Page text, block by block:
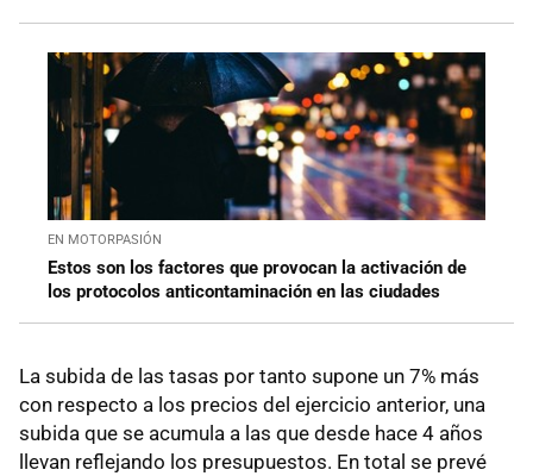
EN MOTORPASIÓN
Estos son los factores que provocan la activación de
los protocolos anticontaminación en las ciudades
La subida de las tasas por tanto supone un 7% más
con respecto a los precios del ejercicio anterior, una
subida que se acumula a las que desde hace 4 años
llevan reflejando los presupuestos. En total se prevé